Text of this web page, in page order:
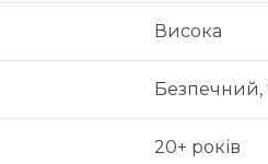
Висока
Безпечний,
20+ років